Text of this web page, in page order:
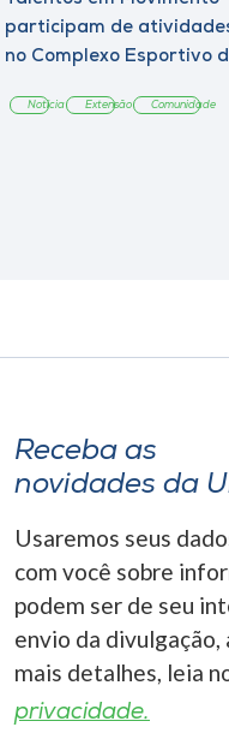
participam de
no Complexo Esportivo
Notícia Extensão Comunidade
Receba as
novidades da
Usaremos seus
com você sobre
podem ser de seu
envio da
mais detalhes, leia
privacidade.